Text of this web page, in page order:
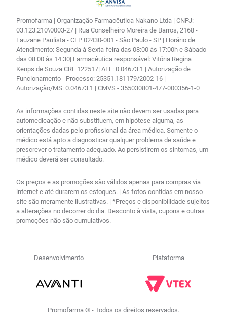
Promofarma | Organização Farmacêutica Nakano Ltda | CNPJ:
03.123.210\0003-27 | Rua Conselheiro Moreira de Barros, 2168 -
Lauzane Paulista - CEP 02430-001 - São Paulo - SP | Horário de
Atendimento: Segunda à Sexta-feira das 08:00 às 17:00h e Sábado
das 08:00 às 14:30| Farmacêutica responsável: Vitória Regina
Kenps de Souza CRF 122517| AFE: 0.04673.1 | Autorização de
Funcionamento - Processo: 25351.181179/2002-16 |
Autorização/MS: 0.04673.1 | CMVS - 355030801-477-000356-1-0
As informações contidas neste site não devem ser usadas para
automedicação e não substituem, em hipótese alguma, as
orientações dadas pelo profissional da área médica. Somente o
médico está apto a diagnosticar qualquer problema de saúde e
prescrever o tratamento adequado. Ao persistirem os sintomas, um
médico deverá ser consultado.
Os preços e as promoções são válidos apenas para compras via
internet e até durarem os estoques. | As fotos contidas em nosso
site são meramente ilustrativas. | *Preços e disponibilidade sujeitos
a alterações no decorrer do dia. Desconto à vista, cupons e outras
promoções não são cumulativos.
Desenvolvimento Plataforma
Promofarma © - Todos os direitos reservados.